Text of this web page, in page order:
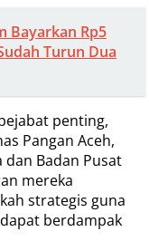
Bayarkan Rp5
Turun Dua
penting,
Pangan Aceh,
Badan Pusat
mereka
strategis guna
berdampak